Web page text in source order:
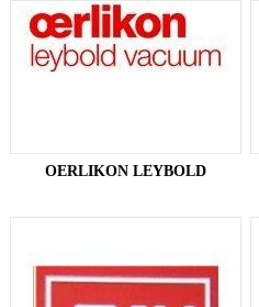
OERLIKON LEYBOLD